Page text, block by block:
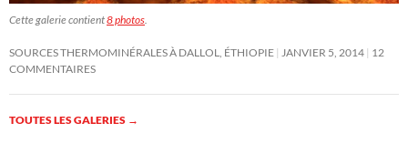
Cette galerie contient8 photos.
SOURCES THERMOMINÉRALES À DALLOL, ÉTHIOPIE JANVIER 5, 2014 12
COMMENTAIRES
TOUTES LES GALERIES →